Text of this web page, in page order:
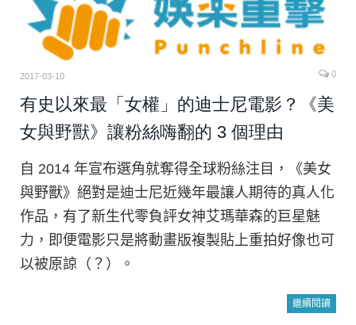
2017-03-10 0
有史以來最「女權」的迪士尼電影？《美
女與野獸》讓粉絲嗨翻的 3 個理由
自 2014 年宣布選角就奪得全球粉絲注目，《美女
與野獸》絕對是迪士尼近幾年最讓人期待的真人化
作品，有了新生代零負評女神艾瑪華森的巨星魅
力，即便電影只是將動畫版複製貼上重拍好像也可
以被原諒（？）。
繼續閱讀